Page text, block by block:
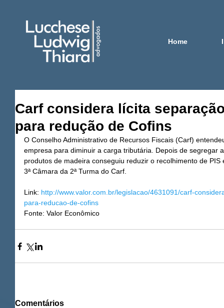
Home
Carf considera lícita
para redução de Cofins
O Conselho Administrativo de Recursos Fiscais (Carf)
empresa para diminuir a carga tributária. Depois de segregar
produtos de madeira conseguiu reduzir o recolhimento de
3ª Câmara da 2ª Turma do Carf.
Link: http://www.valor.com.br/legislacao/4631091/carf-
para-reducao-de-cofins
Fonte: Valor Econômico
Comentários